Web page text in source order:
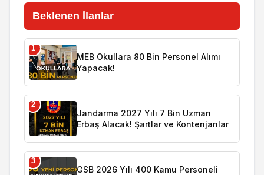
Beklenen İlanlar
1
MEB Okullara 80 Bin Personel Alımı
Yapacak!
2
Jandarma 2027 Yılı 7 Bin Uzman
Erbaş Alacak! Şartlar ve Kontenjanlar
3
GSB 2026 Yılı 400 Kamu Personeli